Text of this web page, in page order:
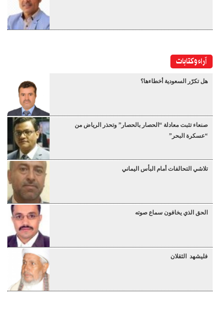
آراء وكتابات
هل تكرّر السعودية أخطاءها؟
صنعاء تثبت معادلة “الحصار بالحصار” وتحذر الرياض من
“عسكرة البحر”
تلاشي التحالفات أمام البأس اليماني
الحق الذي يخافون سماع صوته
فليشهد الثقلان